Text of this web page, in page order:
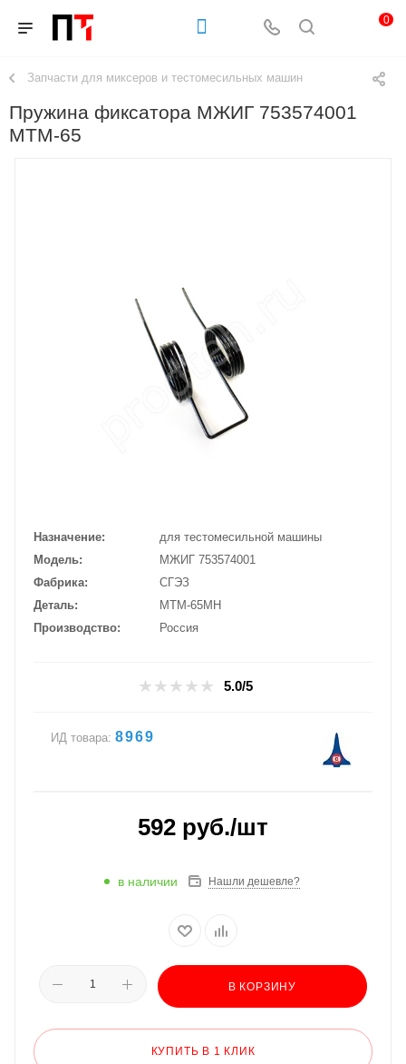
0
Запчасти для миксеров и тестомесильных машин
Пружина фиксатора МЖИГ 753574001
МТМ-65
Назначение
для тестомесильной машины
Модель
МЖИГ 753574001
Фабрика
СГЭЗ
Деталь
МТМ-65МН
Производство
Россия
5.0/5
ИД товара: 8969
592 руб./шт
в наличии Нашли дешевле?
В КОРЗИНУ
КУПИТЬ В 1 КЛИК